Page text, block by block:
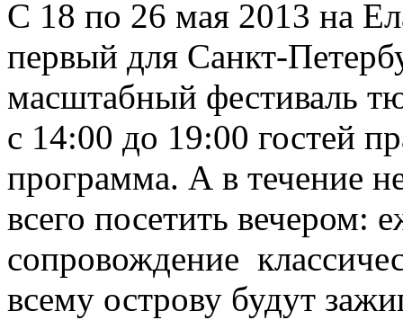
С 18 по 26 мая 2013 на
первый для Санкт-
масштабный фестиваль
с 14:00 до 19:00 гостей
программа. А в течение
всего посетить вечером:
сопровождение
всему острову будут